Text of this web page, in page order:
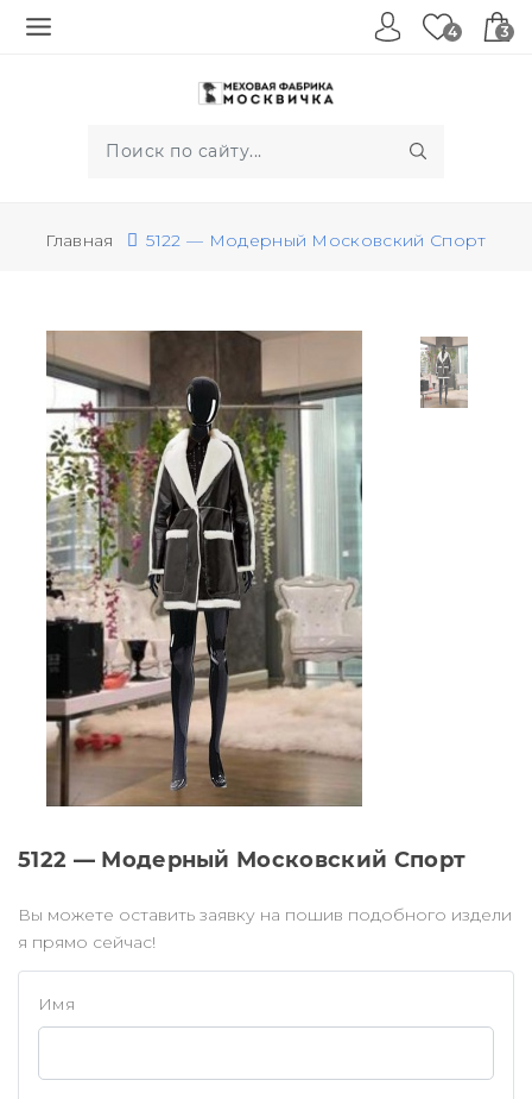
4 3
Главная 5122 — Модерный Московский Спорт
5122 — Модерный Московский Спорт
Вы можете оставить заявку на пошив подобного издели
я прямо сейчас!
Имя